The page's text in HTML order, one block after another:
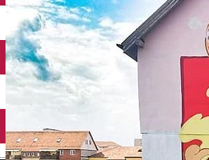
English